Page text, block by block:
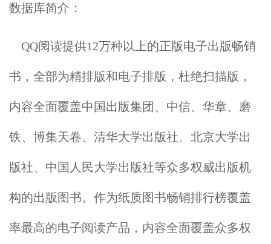
数据库简介：
QQ阅读提供12万种以上的正版电子出版畅销
书，全部为精排版和电子排版，杜绝扫描版，
内容全面覆盖中国出版集团、中信、华章、磨
铁、博集天卷、清华大学出版社、北京大学出
版社、中国人民大学出版社等众多权威出版机
构的出版图书。作为纸质图书畅销排行榜覆盖
率最高的电子阅读产品，内容全面覆盖众多权